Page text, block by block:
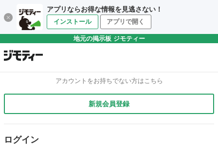
アプリならお得な情報を見逃さない！
インストール アプリで開く
地元の掲示板 ジモティー
アカウントをお持ちでない方はこちら
新規会員登録
ログイン